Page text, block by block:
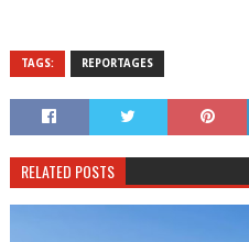
TAGS: REPORTAGES
RELATED POSTS